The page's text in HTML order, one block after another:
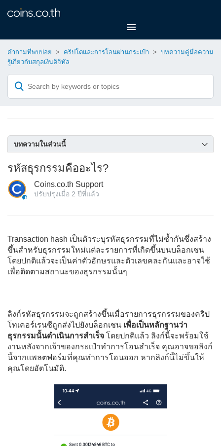
คำถามที่พบบ่อย คริปโตและการโอนผ่านกระเป๋า
บทความคู่มือความ
รู้เกี่ยวกับสกุลเงินดิจิทัล
บทความในส่วนนี้
Crypto และ เครือข่ายที่รองรับบน Coins.co.th
บล็อกเชนคืออะไร?
คริปโทเคอร์เรนซี โทเคนและ Stable coin คืออะไร?
รหัสธุรกรรมคืออะไร?
รหัสธุรกรรมคืออะไร?
Coins.co.th Support
ปรับปรุงเมื่อ 2 ปีที่แล้ว
Transaction hash เป็นตัวระบุรหัสธุรกรรมที่ไม่ซ้ำกันซึ่งสร้าง
ขึ้นสำหรับธุรกรรมใหม่แต่ละรายการที่เกิดขึ้นบนบล็อกเชน
โดยปกติแล้วจะเป็นค่าตัวอักษรและตัวเลขคละกันและอาจใช้
เพื่อติดตามสถานะของธุรกรรมนั้นๆ
ลิงก์รหัสธุรกรรมจะถูกสร้างขึ้นเมื่อรายการธุรกรรมของคริป
โทเคอร์เรนซีถูกส่งไปยังบล็อกเชน เพื่อเป็นหลักฐานว่า
ธุรกรรมนั้นดำเนินการสำเร็จ โดยปกติแล้ว ลิงก์นี้จะพร้อมใช้
งานหลังจากเจ้าของกระเป๋าทำการโอนสำเร็จ คุณอาจขอลิงก์
นี้จากแพลตฟอร์มที่คุณทำการโอนออก หากลิงก์นี้ไม่ขึ้นให้
คุณโดยอัตโนมัติ.